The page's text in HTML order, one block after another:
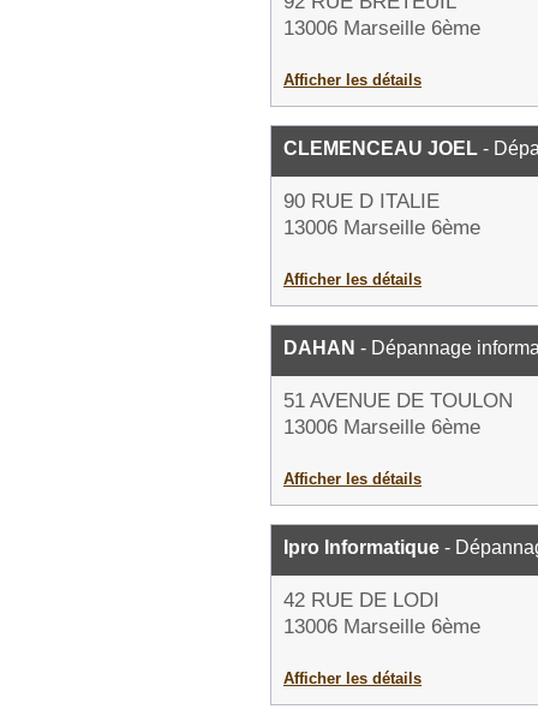
13006 Marseille 6ème
Afficher les détails
CLEMENCEAU JOEL -
90 RUE D ITALIE
13006 Marseille 6ème
Afficher les détails
DAHAN - Dépannage
51 AVENUE DE TOULON
13006 Marseille 6ème
Afficher les détails
Ipro Informatique -
42 RUE DE LODI
13006 Marseille 6ème
Afficher les détails